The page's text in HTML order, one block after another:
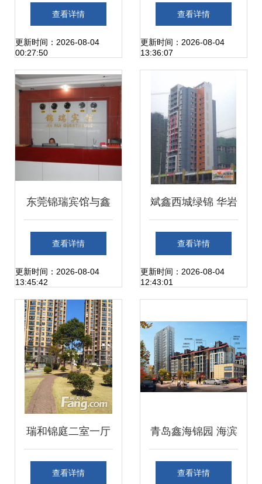
鉴赏 室外景观与小
区配套图集
查看详情
更新时间：2026-08-04
00:27:50
车主公益同行，点
亮绿色未来
查看详情
更新时间：2026-08-04
13:36:07
东莞锦瑞宾馆与鑫
锦瑞的细致体验
查看详情
更新时间：2026-08-04
13:45:42
斌鑫西城绿锦 华岩
新区的宜居典范与
实景图鉴
查看详情
更新时间：2026-08-04
12:43:01
瑞和锦庭二室一厅
品质住房 拎包即享
查看详情
青岛鑫海锦园 海滨
生活的理想家园
查看详情